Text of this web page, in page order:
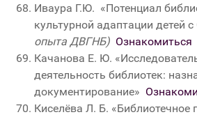
Иваура Г.Ю. «Потенциал
культурной адаптации детей
опыта ДВГНБ) Ознакомиться
Качанова Е. Ю.
деятельность библиотек:
документирование»
Киселёва Л. Б. «Библиотечное